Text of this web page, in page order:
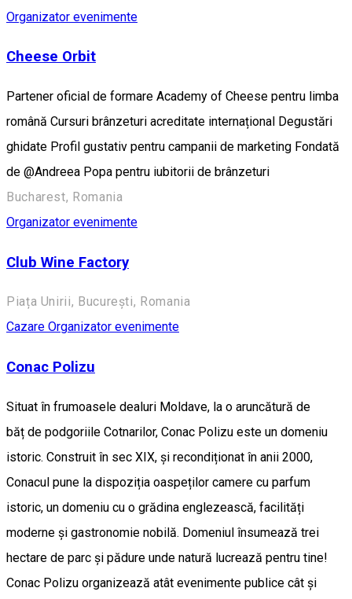
Organizator evenimente
Cheese Orbit
Partener oficial de formare Academy of Cheese pentru limba
română Cursuri brânzeturi acreditate internațional Degustări
ghidate Profil gustativ pentru campanii de marketing Fondată
de @Andreea Popa pentru iubitorii de brânzeturi
Bucharest, Romania
Organizator evenimente
Club Wine Factory
Piața Unirii, București, Romania
Cazare Organizator evenimente
Conac Polizu
Situat în frumoasele dealuri Moldave, la o aruncătură de
băț de podgoriile Cotnarilor, Conac Polizu este un domeniu
istoric. Construit în sec XIX, și recondiționat în anii 2000,
Conacul pune la dispoziția oaspeților camere cu parfum
istoric, un domeniu cu o grădina englezească, facilități
moderne și gastronomie nobilă. Domeniul însumează trei
hectare de parc și pădure unde natură lucrează pentru tine!
Conac Polizu organizează atât evenimente publice cât și